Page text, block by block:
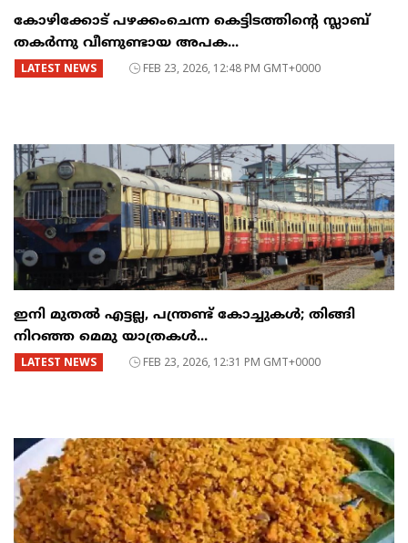
കോഴിക്കോട് പഴക്കംചെന്ന കെട്ടിടത്തിന്റെ സ്ലാബ്
തകർന്നു വീണുണ്ടായ അപക...
LATEST NEWS FEB 23, 2026, 12:48 PM GMT+0000
ഇനി മുതൽ എട്ടല്ല, പന്ത്രണ്ട് കോച്ചുകള്‍; തിങ്ങി
നിറഞ്ഞ മെമു യാത്രകൾ...
LATEST NEWS FEB 23, 2026, 12:31 PM GMT+0000